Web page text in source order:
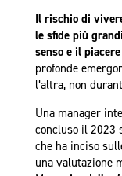
Il rischio di
le sfide più
senso e il
profonde
l’altra, non
Una manager
concluso il 2023
che ha inciso
una valutazione